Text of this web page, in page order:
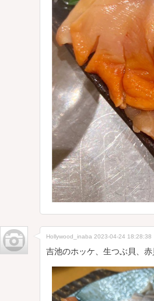
Hollywood_inaba 2023-04-24 18:28:38
吉池のホッケ、生つぶ貝、